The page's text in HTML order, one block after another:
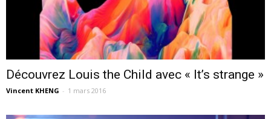
Découvrez Louis the Child avec « It’s strange »
Vincent KHENG - 1 mars 2016